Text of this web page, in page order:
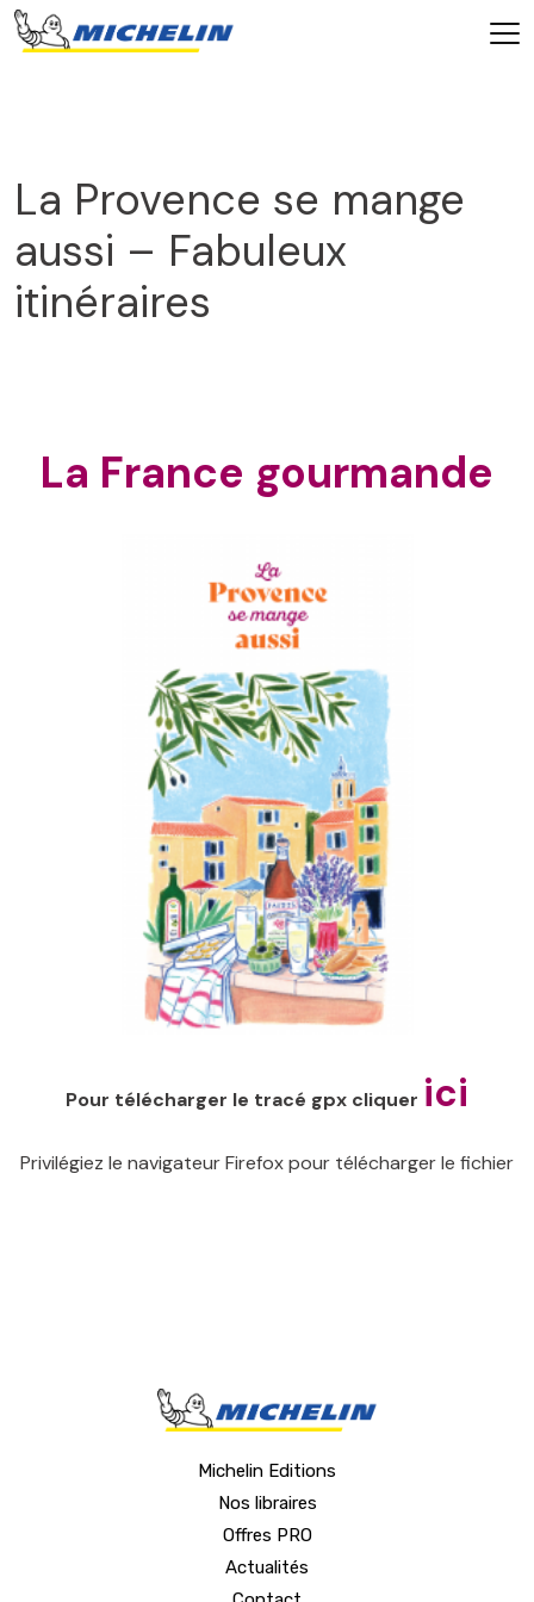
La Provence se mange
aussi – Fabuleux
itinéraires
La France gourmande
Pour télécharger le tracé gpx cliquer ici
Privilégiez le navigateur Firefox pour télécharger le fichier
Michelin Editions
Nos libraires
Offres PRO
Actualités